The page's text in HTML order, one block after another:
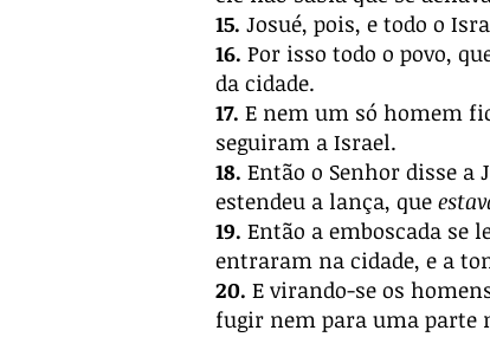
15. Josué, pois, e todo o
16. Por isso todo o povo,
da cidade.
17. E nem um só homem
seguiram a Israel.
18. Então o Senhor disse a
estendeu a lança, que
19. Então a emboscada se
entraram na cidade, e a
20. E virando-se os
fugir nem para uma parte